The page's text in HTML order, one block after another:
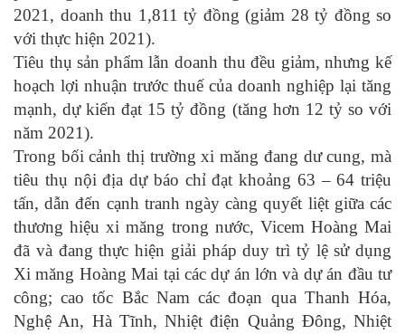
2021, doanh thu 1,811 tỷ đồng (giảm 28 tỷ đồng so
với thực hiện 2021).
Tiêu thụ sản phẩm lẫn doanh thu đều giảm, nhưng kế
hoạch lợi nhuận trước thuế của doanh nghiệp lại tăng
mạnh, dự kiến đạt 15 tỷ đồng (tăng hơn 12 tỷ so với
năm 2021).
Trong bối cảnh thị trường xi măng đang dư cung, mà
tiêu thụ nội địa dự báo chỉ đạt khoảng 63 – 64 triệu
tấn, dẫn đến cạnh tranh ngày càng quyết liệt giữa các
thương hiệu xi măng trong nước, Vicem Hoàng Mai
đã và đang thực hiện giải pháp duy trì tỷ lệ sử dụng
Xi măng Hoàng Mai tại các dự án lớn và dự án đầu tư
công; cao tốc Bắc Nam các đoạn qua Thanh Hóa,
Nghệ An, Hà Tĩnh, Nhiệt điện Quảng Đông, Nhiệt